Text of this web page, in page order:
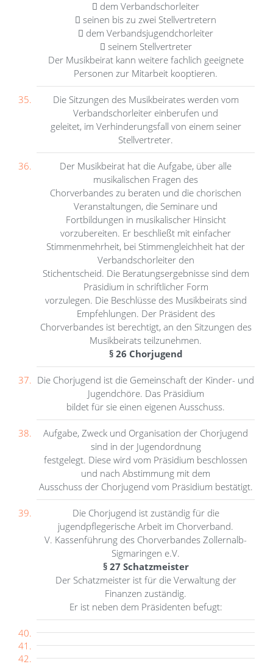
 dem Verbandschorleiter
 seinen bis zu zwei Stellvertretern
 dem Verbandsjugendchorleiter
 seinem Stellvertreter
Der Musikbeirat kann weitere fachlich geeignete
Personen zur Mitarbeit kooptieren.
Die Sitzungen des Musikbeirates werden vom
Verbandschorleiter einberufen und
geleitet, im Verhinderungsfall von einem seiner
Stellvertreter.
Der Musikbeirat hat die Aufgabe, über alle
musikalischen Fragen des
Chorverbandes zu beraten und die chorischen
Veranstaltungen, die Seminare und
Fortbildungen in musikalischer Hinsicht
vorzubereiten. Er beschließt mit einfacher
Stimmenmehrheit, bei Stimmengleichheit hat der
Verbandschorleiter den
Stichentscheid. Die Beratungsergebnisse sind dem
Präsidium in schriftlicher Form
vorzulegen. Die Beschlüsse des Musikbeirats sind
Empfehlungen. Der Präsident des
Chorverbandes ist berechtigt, an den Sitzungen des
Musikbeirats teilzunehmen.
§ 26 Chorjugend
Die Chorjugend ist die Gemeinschaft der Kinder- und
Jugendchöre. Das Präsidium
bildet für sie einen eigenen Ausschuss.
Aufgabe, Zweck und Organisation der Chorjugend
sind in der Jugendordnung
festgelegt. Diese wird vom Präsidium beschlossen
und nach Abstimmung mit dem
Ausschuss der Chorjugend vom Präsidium bestätigt.
Die Chorjugend ist zuständig für die
jugendpflegerische Arbeit im Chorverband.
V. Kassenführung des Chorverbandes Zollernalb-
Sigmaringen e.V.
§ 27 Schatzmeister
Der Schatzmeister ist für die Verwaltung der
Finanzen zuständig.
Er ist neben dem Präsidenten befugt: